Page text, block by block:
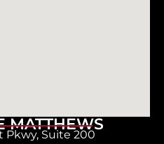
MATTHEWS
Pkwy, Suite 200